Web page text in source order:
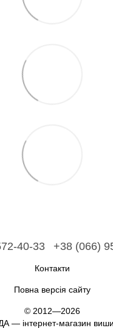
40-33 +38 (066)
Контакти
Повна версія сайту
© 2012—2026
— інтернет-магазин